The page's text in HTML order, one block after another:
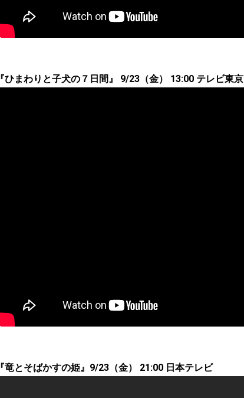
『ひまわりと子犬の７日間』 9/23（金） 13:00 テレビ東京
『竜とそばかすの姫』9/23（金） 21:00 日本テレビ